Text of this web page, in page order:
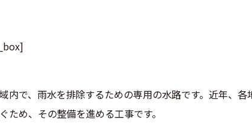
内で、雨水を排除するための専用の水路です。近年、各
め、その整備を進める工事です。